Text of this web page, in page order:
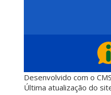
Desenvolvido com o
Última atualização do